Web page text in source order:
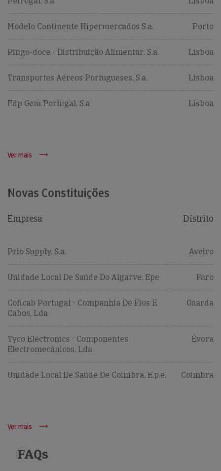
Modelo Continente Hipermercados S.a. Porto
Pingo-doce - Distribuição Alimentar, S.a. Lisboa
Transportes Aéreos Portugueses, S.a. Lisboa
Edp Gem Portugal, S.a Lisboa
Ver mais
Novas Constituições
Empresa Distrito
Prio Supply, S.a. Aveiro
Unidade Local De Saúde Do Algarve, Epe Faro
Coficab Portugal - Companhia De Fios E
Cabos, Lda
Guarda
Tyco Electronics - Componentes
Electromecânicos, Lda
Évora
Unidade Local De Saúde De Coimbra, E.p.e. Coimbra
Ver mais
FAQs